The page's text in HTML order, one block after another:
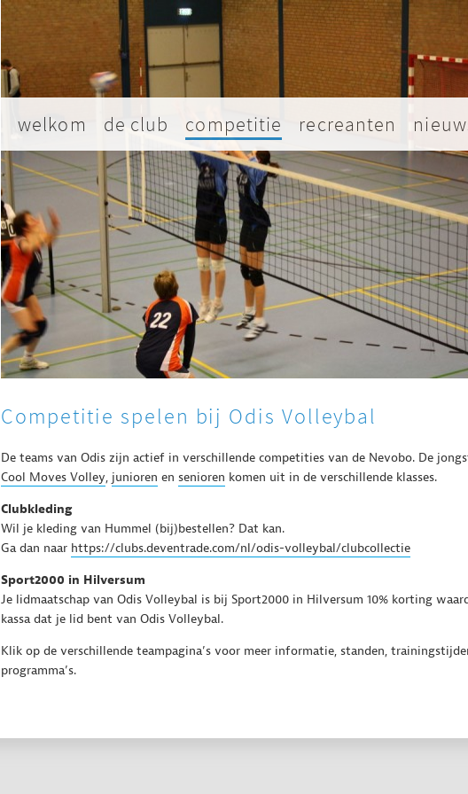
welkom de club competitie recreanten
Competitie spelen bij Odis Volleybal
De teams van Odis zijn actief in verschillende competities van de Nevobo. De
Cool Moves Volley, junioren en senioren komen uit in de verschillende klasses.
Clubkleding
Wil je kleding van Hummel (bij)bestellen? Dat kan.
Ga dan naar https://clubs.deventrade.com/nl/odis-volleybal/clubcollectie
Sport2000 in Hilversum
Je lidmaatschap van Odis Volleybal is bij Sport2000 in Hilversum 10% korting
kassa dat je lid bent van Odis Volleybal.
Klik op de verschillende teampagina’s voor meer informatie, standen,
programma’s.